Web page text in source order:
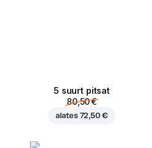
5 suurt pitsat
80,50 €
alates 72,50 €